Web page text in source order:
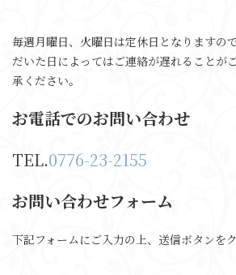
毎週月曜日、火曜日は定休日となりますの
だいた日によってはご連絡が遅れることが
承ください。
お電話でのお問い合わせ
TEL.0776-23-2155
お問い合わせフォーム
下記フォームにご入力の上、送信ボタンを